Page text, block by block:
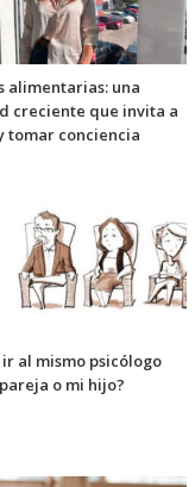
alimentarias: una
creciente que invita a
tomar conciencia
ir al mismo psicólogo
o mi hijo?